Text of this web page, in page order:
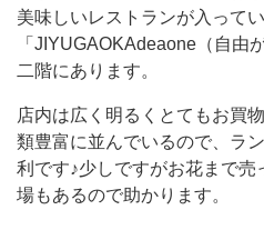
ア
自
由
が
丘
デ
ュ
美味しいレストランが入って
「JIYUGAOKAdeaone（自由
二階にあります。
店内は広く明るくとてもお買
類豊富に並んでいるので、ラ
利です♪少しですがお花まで
場もあるので助かります。